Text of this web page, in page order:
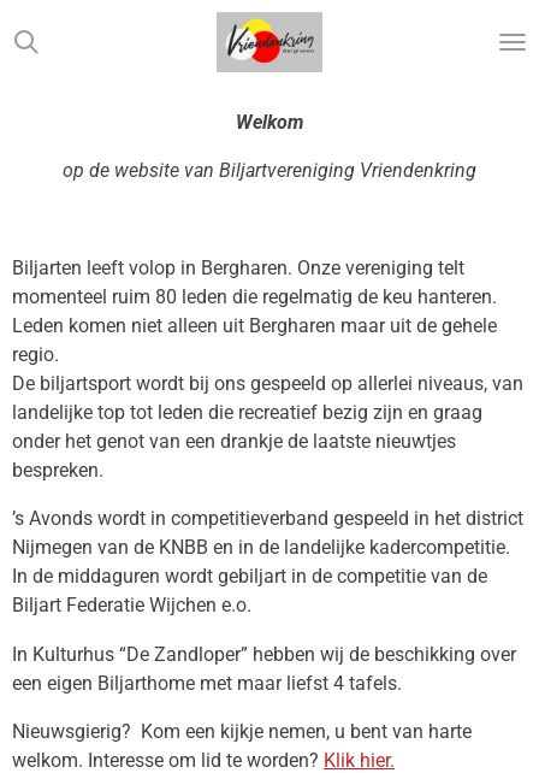
Ga
direct
Welkom
op de website van Biljartvereniging Vriendenkring
Biljarten leeft volop in Bergharen. Onze vereniging telt
momenteel ruim 80 leden die regelmatig de keu hanteren.
Leden komen niet alleen uit Bergharen maar uit de gehele
regio.
De biljartsport wordt bij ons gespeeld op allerlei niveaus, van
landelijke top tot leden die recreatief bezig zijn en graag
onder het genot van een drankje de laatste nieuwtjes
bespreken.
’s Avonds wordt in competitieverband gespeeld in het district
Nijmegen van de KNBB en in de landelijke kadercompetitie.
In de middaguren wordt gebiljart in de competitie van de
Biljart Federatie Wijchen e.o.
In Kulturhus “De Zandloper” hebben wij de beschikking over
een eigen Biljarthome met maar liefst 4 tafels.
Nieuwsgierig? Kom een kijkje nemen, u bent van harte
welkom. Interesse om lid te worden? Klik hier.